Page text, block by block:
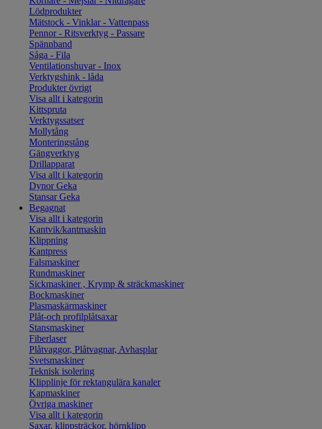
Lödprodukter
Mätstock - Vinklar - Vattenpass
Pennor - Ritsverktyg - Passare
Spännband
Såga - Fila
Ventilationshuvar - Inox
Verktygshink - låda
Produkter övrigt
Visa allt i kategorin
Kittspruta
Verktygssatser
Mollytång
Monteringstång
Gängverktyg
Drillapparat
Visa allt i kategorin
Dynor Geka
Stansar Geka
Begagnat
Visa allt i kategorin
Kantvik/kantmaskin
Klippning
Kantpress
Falsmaskiner
Rundmaskiner
Sickmaskiner , Krymp & sträckmaskiner
Bockmaskiner
Plasmaskärmaskiner
Plåt-och profilplåtsaxar
Stansmaskiner
Fiberlaser
Plåtvaggor, Plåtvagnar, Avhasplar
Svetsmaskiner
Teknisk isolering
Klipplinje för rektangulära kanaler
Kapmaskiner
Övriga maskiner
Visa allt i kategorin
Saxar, klippsträckor, hörnklipp